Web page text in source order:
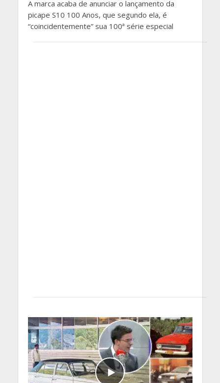
A marca acaba de anunciar o lançamento da
picape S10 100 Anos, que segundo ela, é
“coincidentemente” sua 100ª série especial